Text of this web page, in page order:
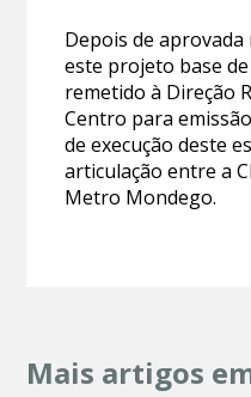
Depois de
este projeto base
remetido à Direção
Centro para
de execução deste
articulação entre a
Metro Mondego.
Mais artigos